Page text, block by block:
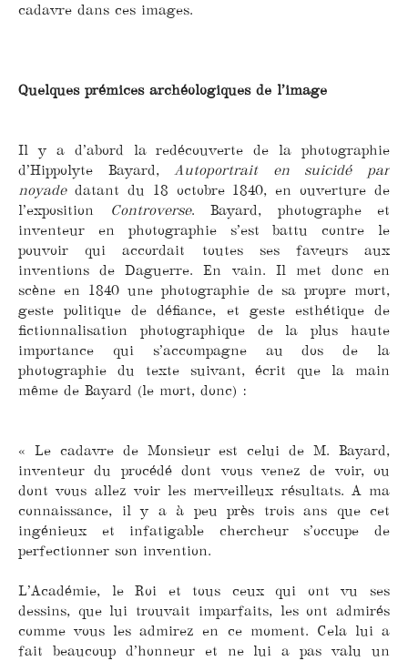
cadavre dans ces images.
Quelques prémices archéologiques de l’image
Il y a d’abord la redécouverte de la photographie
d’Hippolyte Bayard,Autoportrait en suicidé par
noyadedatant du 18 octobre 1840, en ouverture de
l’exposition
Controverse. Bayard, photographe et
inventeur en photographie s’est battu contre le
pouvoir qui accordait toutes ses faveurs aux
inventions de Daguerre. En vain. Il met donc en
scène en 1840 une photographie de sa propre mort,
geste politique de défiance, et geste esthétique de
fictionnalisation photographique de la plus haute
importance qui s’accompagne au dos de la
photographie du texte suivant, écrit que la main
même de Bayard (le mort, donc) :
« Le cadavre de Monsieur est celui de M. Bayard,
inventeur du procédé dont vous venez de voir, ou
dont vous allez voir les merveilleux résultats. A ma
connaissance, il y a à peu près trois ans que cet
ingénieux et infatigable chercheur s’occupe de
perfectionner son invention.
L’Académie, le Roi et tous ceux qui ont vu ses
dessins, que lui trouvait imparfaits, les ont admirés
comme vous les admirez en ce moment. Cela lui a
fait beaucoup d’honneur et ne lui a pas valu un